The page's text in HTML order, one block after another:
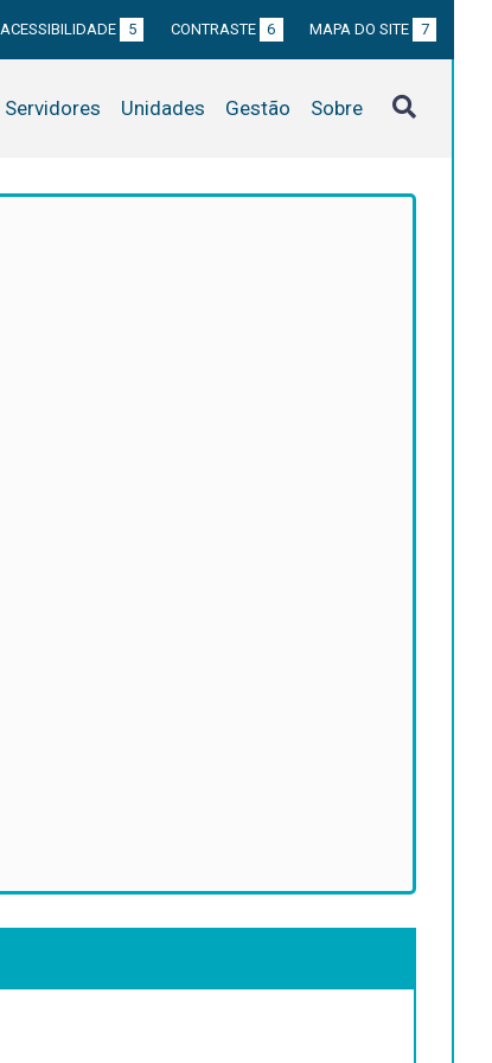
ACESSIBILIDADE 5 CONTRASTE 6 MAPA DO SITE 7
Servidores Unidades Gestão Sobre